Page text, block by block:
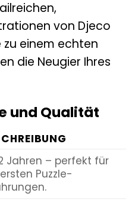
von Djeco
zu einem echten
die Neugier Ihres
und Qualität
Jahren – perfekt für
Puzzle-